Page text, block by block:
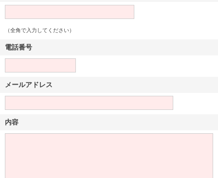
（全角で入力してください）
電話番号
メールアドレス
内容